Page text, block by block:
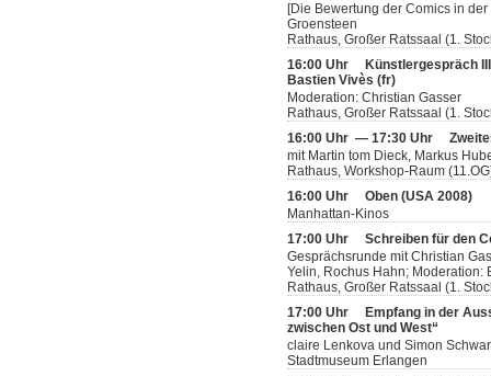
[Die Bewertung der Comics in
Groensteen
Rathaus, Großer Ratssaal (1.
16:00 Uhr
Künstlergespräch
Bastien Vivès (fr)
Moderation: Christian Gasser
Rathaus, Großer Ratssaal (1.
16:00 Uhr — 17:30 Uhr
mit Martin tom Dieck, Markus
Rathaus, Workshop-Raum
16:00 Uhr Oben (USA 2008)
Manhattan-Kinos
17:00 Uhr Schreiben für den
Gesprächsrunde mit Christian
Yelin, Rochus Hahn; Moderation:
Rathaus, Großer Ratssaal (1.
17:00 Uhr
Empfang in der
zwischen Ost und West“
claire Lenkova und Simon
Stadtmuseum Erlangen